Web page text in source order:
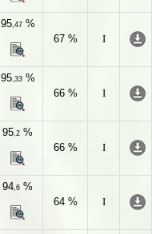
95,47%
67 %
I
95,33%
66 %
I
95,2 %
66 %
I
94,6 %
64 %
I